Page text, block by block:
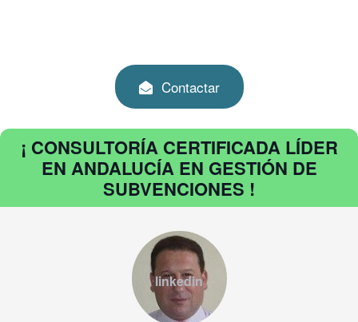
Contactar
¡ CONSULTORÍA CERTIFICADA LÍDER
EN ANDALUCÍA EN GESTIÓN DE
SUBVENCIONES !
linkedin